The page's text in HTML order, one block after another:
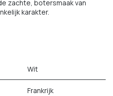
zachte, botersmaak van
karakter.
Wit
Frankrijk